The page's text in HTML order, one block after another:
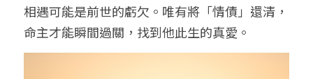
相遇可能是前世的虧欠。唯有將「情債」還清，
命主才能瞬間過關，找到他此生的真愛。